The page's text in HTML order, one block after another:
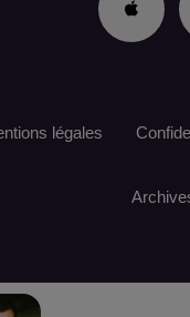
légales